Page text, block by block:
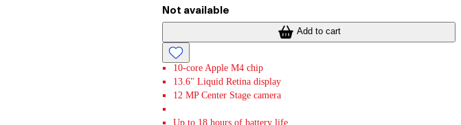
Not available
Add to cart
10-core Apple M4 chip
13.6" Liquid Retina display
12 MP Center Stage camera
Up to 18 hours of battery life